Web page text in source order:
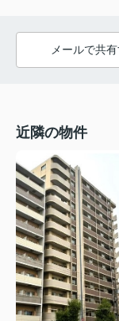
メールで共
近隣の物件